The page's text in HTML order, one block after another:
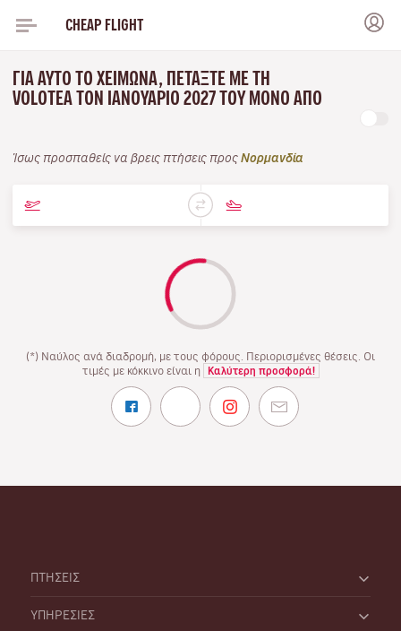
CHEAP FLIGHT
ΓΙΑ ΑΥΤΌ ΤΟ ΧΕΙΜΏΝΑ, ΠΕΤΆΞΤΕ ΜΕ ΤΗ
VOLOTEA ΤΟΝ ΙΑΝΟΥΆΡΙΟ 2027 ΤΟΥ ΜΌΝΟ ΑΠΌ
Ίσως προσπαθείς να βρεις πτήσεις προς Νορμανδία
(*) Ναύλος ανά διαδρομή, με τους φόρους. Περιορισμένες θέσεις. Οι
τιμές με κόκκινο είναι η
Καλύτερη προσφορά!
ΠΤΗΣΕΙΣ
ΥΠΗΡΕΣΙΕΣ